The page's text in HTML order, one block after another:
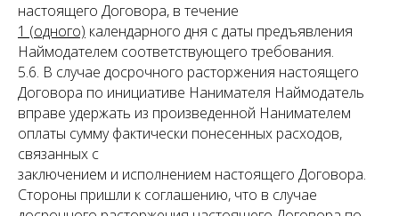
настоящего Договора, в течение
1 (одного) календарного дня с даты предъявления
Наймодателем соответствующего требования.
5.6. В случае досрочного расторжения настоящего
Договора по инициативе Нанимателя Наймодатель
вправе удержать из произведенной Нанимателем
оплаты сумму фактически понесенных расходов,
связанных с
заключением и исполнением настоящего Договора.
Стороны пришли к соглашению, что в случае